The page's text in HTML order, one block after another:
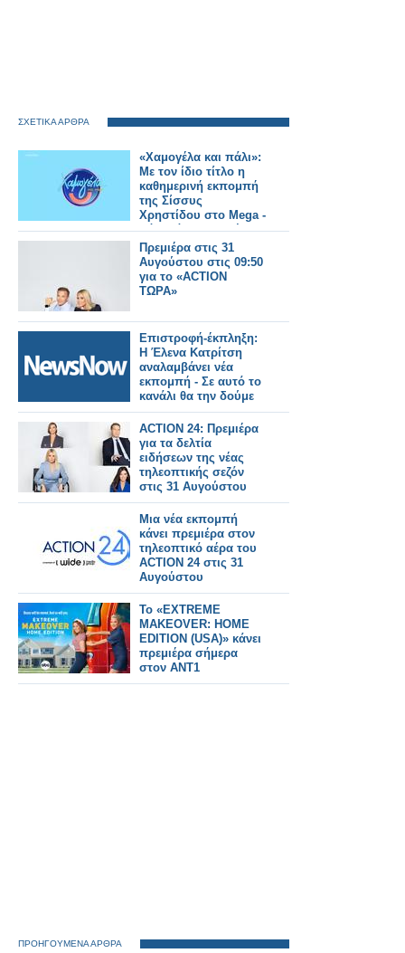
ΣΧΕΤΙΚΑ ΑΡΘΡΑ
«Χαμογέλα και πάλι»:
Με τον ίδιο τίτλο η
καθημερινή εκπομπή
της Σίσσυς
Χρηστίδου στο Mega -
Πότε κάνει πρεμιέρα;
Πρεμιέρα στις 31
Αυγούστου στις 09:50
για το «ACTION
ΤΩΡΑ»
Επιστροφή-έκπληξη:
Η Έλενα Κατρίτση
αναλαμβάνει νέα
εκπομπή - Σε αυτό το
κανάλι θα την δούμε
ACTION 24: Πρεμιέρα
για τα δελτία
ειδήσεων της νέας
τηλεοπτικής σεζόν
στις 31 Αυγούστου
Μια νέα εκπομπή
κάνει πρεμιέρα στον
τηλεοπτικό αέρα του
ACTION 24 στις 31
Αυγούστου
Το «EXTREME
MAKEOVER: HOME
EDITION (USA)» κάνει
πρεμιέρα σήμερα
στον ΑΝΤ1
ΠΡΟΗΓΟΥΜΕΝΑ ΑΡΘΡΑ